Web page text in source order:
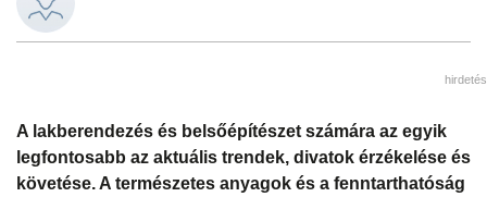
hirdetés
A lakberendezés és belsőépítészet számára az egyik
legfontosabb az aktuális trendek, divatok érzékelése és
követése. A természetes anyagok és a fenntarthatóság